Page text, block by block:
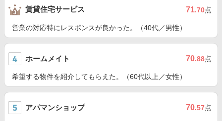
賃貸住宅サービス 71.70点
営業の対応特にレスポンスが良かった。（40代／男性）
ホームメイト 70.88点
希望する物件を紹介してもらえた。（60代以上／女性）
アパマンショップ 70.57点